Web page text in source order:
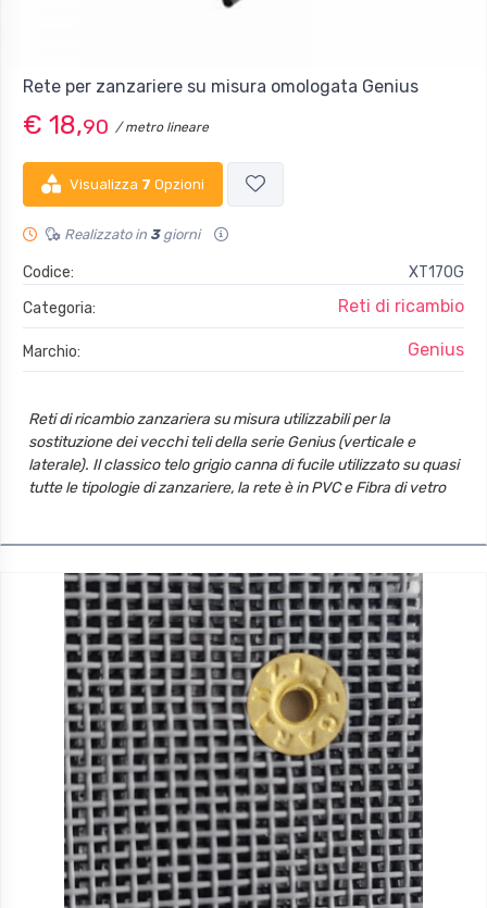
Rete per zanzariere su misura omologata Genius
€ 18,90 / metro lineare
Visualizza 7 Opzioni
Realizzato in 3giorni
Codice:
XT170G
Categoria:
Reti di ricambio
Marchio: Genius
Reti di ricambio zanzariera su misura utilizzabili per la
sostituzione dei vecchi teli della serie Genius (verticale e
laterale). Il classico telo grigio canna di fucile utilizzato su quasi
tutte le tipologie di zanzariere, la rete è in PVC e Fibra di vetro